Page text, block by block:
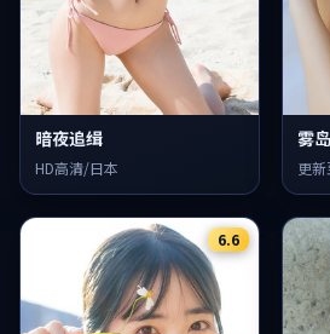
暗夜追缉
HD高清/日本
雾
更
6.6